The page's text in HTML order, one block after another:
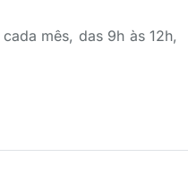
mês, das 9h às 12h,